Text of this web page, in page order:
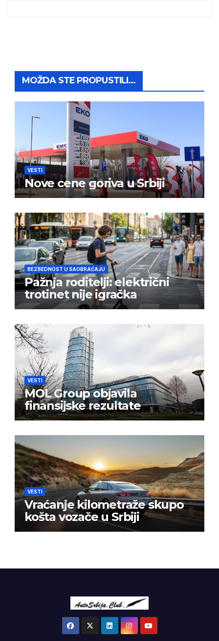
MOŽDA STE PROPUSTILI...
VESTI
Nove cene goriva u Srbiji
BEZBEDNOST U SAOBRAĆAJU
Pažnja roditelji: električni
trotinet nije igračka
VESTI
MOL Group objavila
finansijske rezultate
VESTI
Vraćanje kilometraže skupo
košta vozače u Srbiji